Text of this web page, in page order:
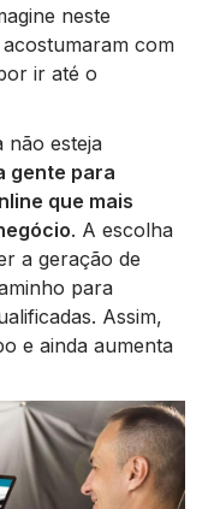
neste
com
ir até o
não esteja
gente para
que mais
. A escolha
a geração de
para
Assim,
e ainda aumenta